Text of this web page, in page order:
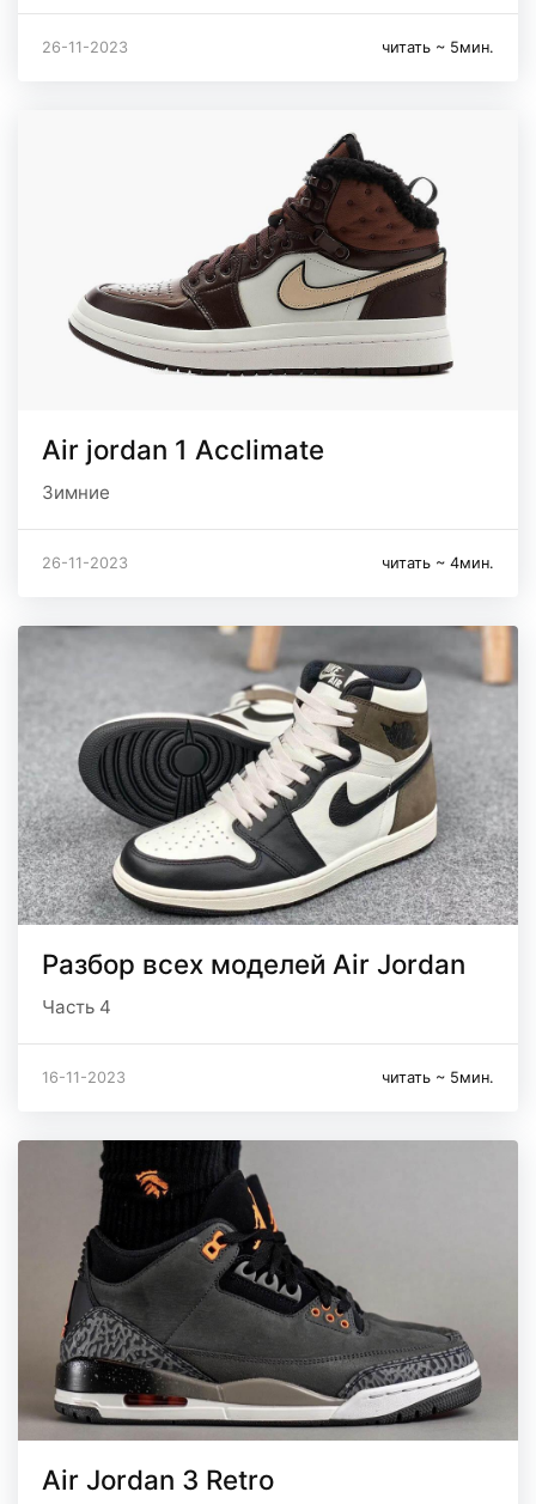
26-11-2023 читать ~ 5мин.
Air jordan 1 Acclimate
Зимние
26-11-2023 читать ~ 4мин.
Разбор всех моделей Air Jordan
Часть 4
16-11-2023 читать ~ 5мин.
Air Jordan 3 Retro